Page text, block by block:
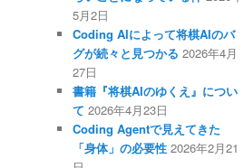
5月2日
Coding AIによって将棋AIのバ
グが続々と見つかる 2026年4月
27日
書籍『将棋AIのゆくえ』につい
て 2026年4月23日
Coding Agentで見えてきた
「身体」の必要性 2026年2月21